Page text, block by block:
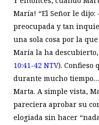
María! “El Señor le
preocupada y tan
una sola cosa por la
María la ha
10:41-42 NTV). Confieso
durante mucho
Marta. A simple vista,
pareciera aprobar su
elogiada sin hacer